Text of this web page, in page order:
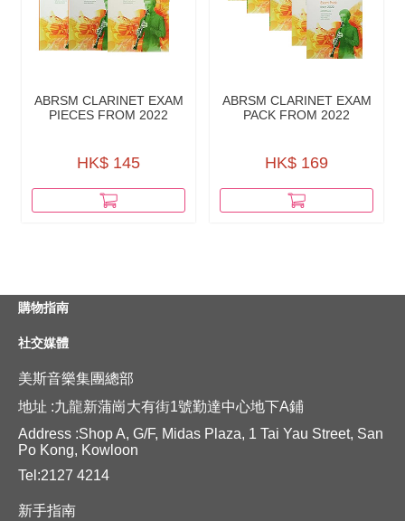
ABRSM CLARINET EXAM
PIECES FROM 2022
HK$ 145
ABRSM CLARINET EXAM
PACK FROM 2022
HK$ 169
購物指南
社交媒體
美斯音樂集團總部
地址 :九龍新蒲崗大有街1號勤達中心地下A鋪
Address :Shop A, G/F, Midas Plaza, 1 Tai Yau Street, San
Po Kong, Kowloon
Tel:2127 4214
新手指南